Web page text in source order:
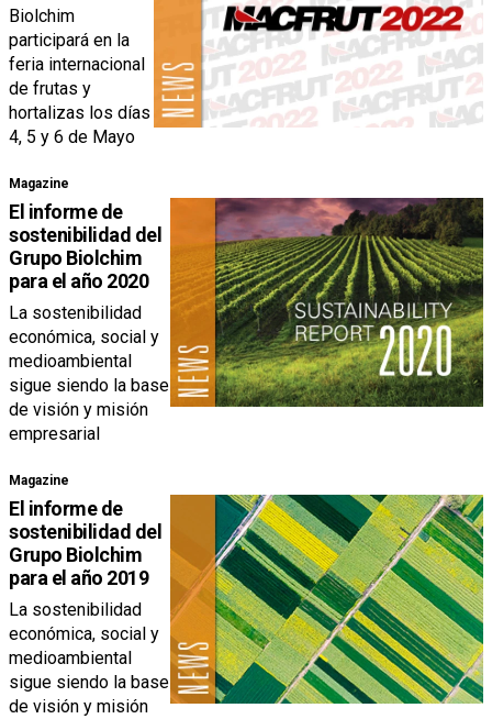
Biolchim
participará en la
feria internacional
de frutas y
hortalizas los días
4, 5 y 6 de Mayo
Magazine
El informe de
sostenibilidad del
Grupo Biolchim
para el año 2020
La sostenibilidad
económica, social y
medioambiental
sigue siendo la base
de visión y misión
empresarial
Magazine
El informe de
sostenibilidad del
Grupo Biolchim
para el año 2019
La sostenibilidad
económica, social y
medioambiental
sigue siendo la base
de visión y misión